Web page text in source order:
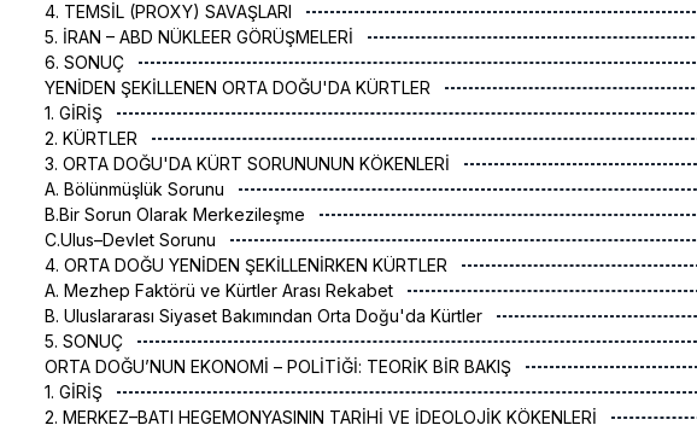
4. TEMSİL (PROXY) SAVAŞLARI
5. İRAN – ABD NÜKLEER GÖRÜŞMELERİ
6. SONUÇ
YENİDEN ŞEKİLLENEN ORTA DOĞU'DA KÜRTLER
1. GİRİŞ
2. KÜRTLER
3. ORTA DOĞU'DA KÜRT SORUNUNUN KÖKENLERİ
A. Bölünmüşlük Sorunu
B.Bir Sorun Olarak Merkezileşme
C.Ulus–Devlet Sorunu
4. ORTA DOĞU YENİDEN ŞEKİLLENİRKEN KÜRTLER
A. Mezhep Faktörü ve Kürtler Arası Rekabet
B. Uluslararası Siyaset Bakımından Orta Doğu'da Kürtler
5. SONUÇ
ORTA DOĞU’NUN EKONOMİ – POLİTİĞİ: TEORİK BİR BAKIŞ
1. GİRİŞ
2. MERKEZ–BATI HEGEMONYASININ TARİHİ VE İDEOLOJİK KÖKENLERİ